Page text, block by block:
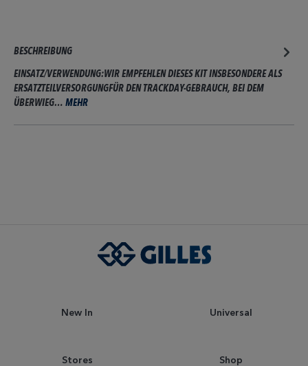
BESCHREIBUNG
EINSATZ/VERWENDUNG:WIR EMPFEHLEN DIESES KIT INSBESONDERE ALS
ERSATZTEILVERSORGUNGFÜR DEN TRACKDAY-GEBRAUCH, BEI DEM
ÜBERWIEG… MEHR
New In Universal
Stores Shop